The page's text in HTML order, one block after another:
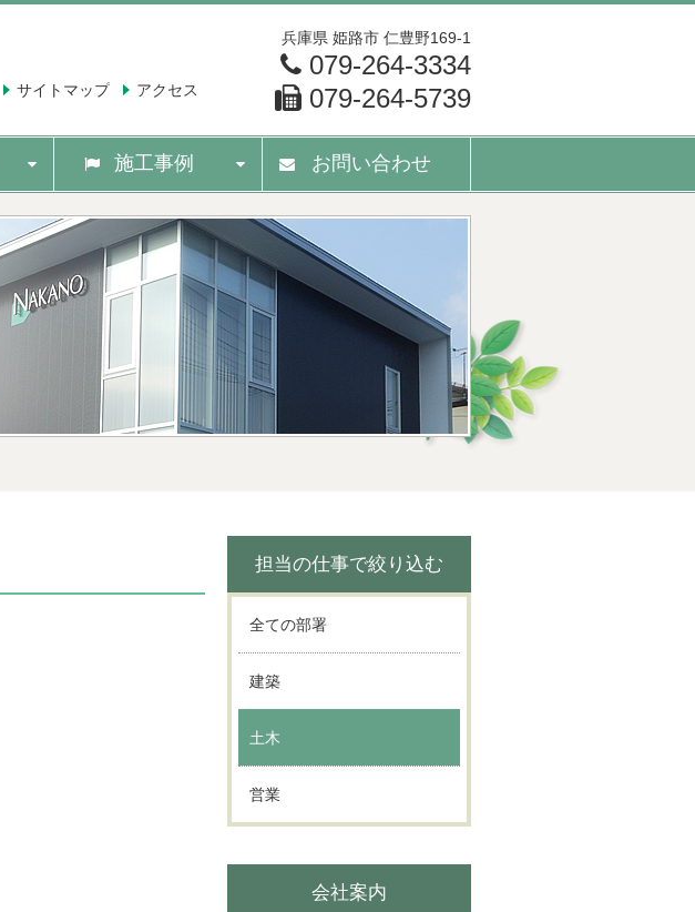
兵庫県 姫路市 仁豊野169-1
079-264-3334
079-264-5739
施工事例 お問い合わせ
サイトマップ アクセス
担当の仕事で絞り込む
全ての部署
建築
土木
営業
会社案内